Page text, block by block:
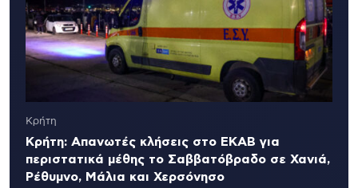
Κρήτη
Κρήτη: Απανωτές κλήσεις στο ΕΚΑΒ για
περιστατικά μέθης το Σαββατόβραδο σε Χανιά,
Ρέθυμνο, Μάλια και Χερσόνησο